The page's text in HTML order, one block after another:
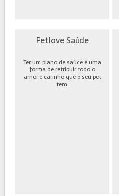
Petlove Saúde
Ter um plano de saúde é uma
forma de retribuir todo o
amor e carinho que o seu pet
tem.